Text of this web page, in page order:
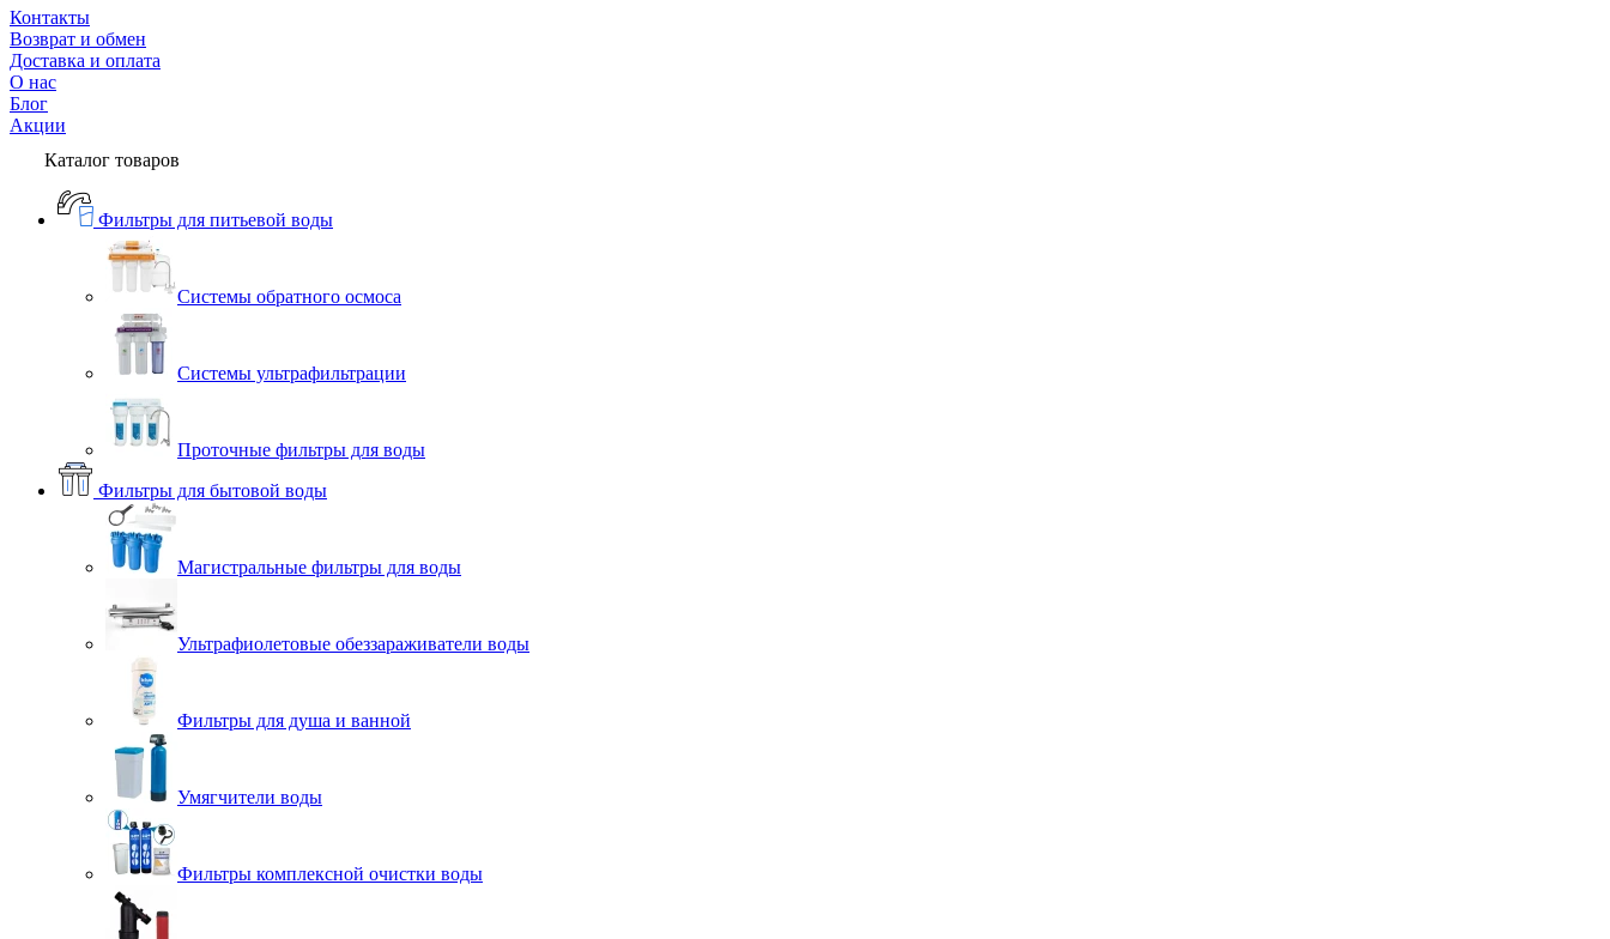
Контакты
Возврат и обмен
Доставка и оплата
О нас
Блог
Акции
Каталог товаров
Фильтры для питьевой воды
Системы обратного осмоса
Системы ультрафильтрации
Проточные фильтры для воды
Фильтры для бытовой воды
Магистральные фильтры для воды
Ультрафиолетовые обеззараживатели воды
Фильтры для душа и ванной
Умягчители воды
Фильтры комплексной очистки воды